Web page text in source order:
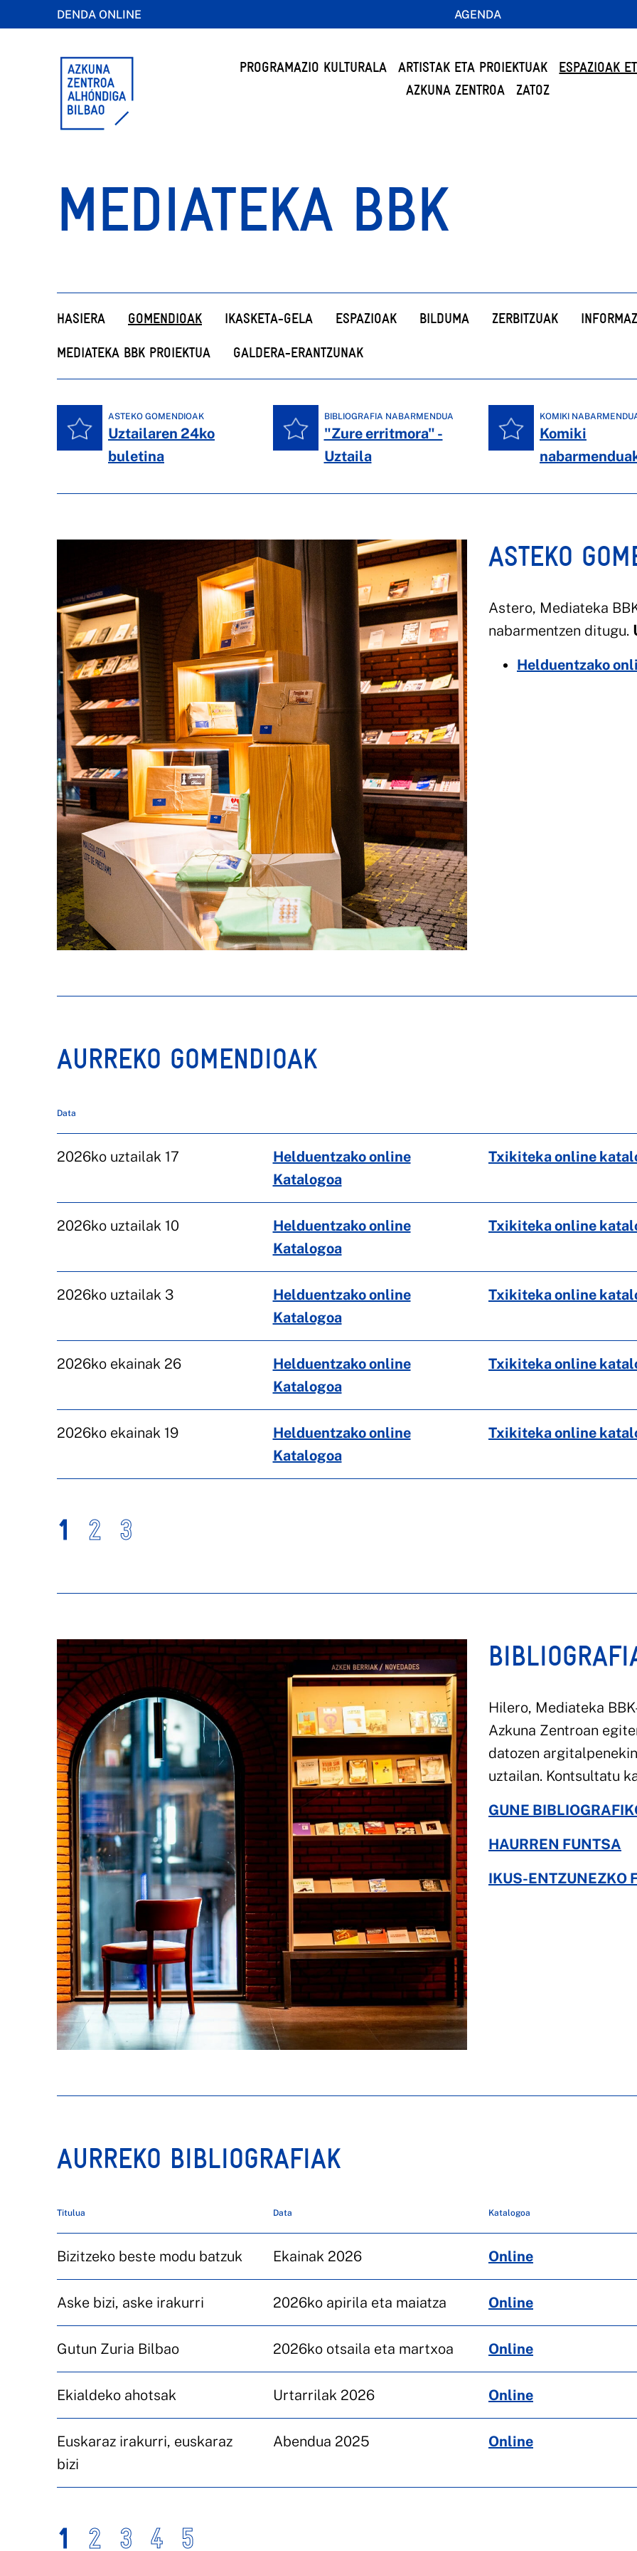
DENDA ONLINE AGENDA
PROGRAMAZIO KULTURALA ARTISTAK ETA PROIEKTUAK
ESPAZIOAK
AZKUNA ZENTROA
ZATOZ
MEDIATEKA BBK
HASIERA GOMENDIOAK IKASKETA-GELA ESPAZIOAK BILDUMA ZERBITZUAK
MEDIATEKA BBK PROIEKTUA GALDERA-ERANTZUNAK
ASTEKO GOMENDIOAK
Uztailaren 24ko
buletina
BIBLIOGRAFIA NABARMENDUA
"Zure erritmora" -
Uztaila
KOMIKI
Komiki
ASTEKO
Astero, Mediateka
nabarmentzen ditugu.
Helduentzako
AURREKO GOMENDIOAK
Data
2026ko uztailak 17
Helduentzako online
Katalogoa
Txikiteka online
2026ko uztailak 10
Helduentzako online
Katalogoa
Txikiteka online
2026ko uztailak 3
Helduentzako online
Katalogoa
Txikiteka online
2026ko ekainak 26
Helduentzako online
Katalogoa
Txikiteka online
2026ko ekainak 19
Helduentzako online
Katalogoa
Txikiteka online
1 2 3
Hilero, Mediateka
Azkuna Zentroan
datozen
uztailan. Kontsultatu
GUNE
HAURREN FUNTSA
IKUS-ENTZUNEZKO
AURREKO BIBLIOGRAFIAK
Titulua Data Katalogoa
Bizitzeko beste modu batzuk Ekainak 2026 Online
Aske bizi, aske irakurri 2026ko apirila eta maiatza Online
Gutun Zuria Bilbao 2026ko otsaila eta martxoa Online
Ekialdeko ahotsak Urtarrilak 2026 Online
Euskaraz irakurri, euskaraz
bizi
Abendua 2025 Online
1 2 3 4 5